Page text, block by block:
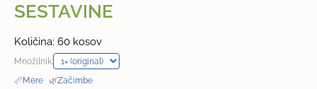
SESTAVINE
Količina: 60 kosov
Množilnik:
📏Mere · 🌿Začimbe